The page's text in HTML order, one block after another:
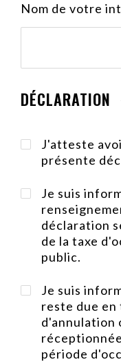
Nom de votre
DÉCLARATION
J'atteste
présente
Je suis
déclaration
de la taxe
public.
Je suis
reste due en
d'annulation
période